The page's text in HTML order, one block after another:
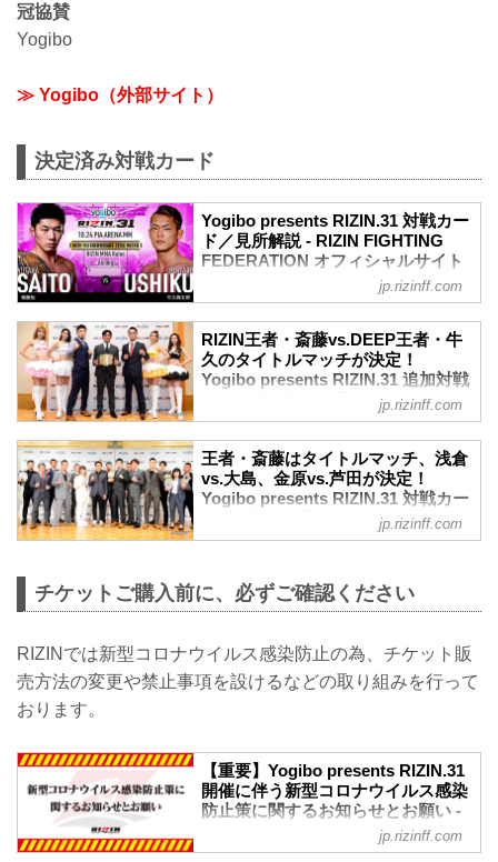
冠協賛
Yogibo
≫ Yogibo（外部サイト）
決定済み対戦カード
Yogibo presents RIZIN.31 対戦カー
ド／見所解説 - RIZIN FIGHTING
FEDERATION オフィシャルサイト
フェザー級タイトルマッチ／斎藤裕 vs.
RIZIN MMAルール：5分3R（66.0kg）
斎藤裕 vs. 牛久絢太郎
スペシャルワンマッチ／浅倉カンナ vs.
RIZIN 女子MMAルール：5分
3R（49.0kg）
浅倉カンナ vs. 大島沙緒里
スペシャルワンマッチ／中村優作 vs. 伊
藤裕樹
RIZIN MMAルール：5分 3R（57.0kg）
中村優作 vs. 伊藤裕樹
居すぐる
RIZIN MMAルール：5分 ...
jp.rizinff.com
RIZIN王者・斎藤vs.DEEP王者・牛
久のタイトルマッチが決定！
Yogibo presents RIZIN.31 追加対戦
カード発表記者会見 - RIZIN
FIGHTING FEDERATION オフィシ
ャルサイト
10月4日（月）都内にて、10月24日
（日）に横浜のぴあアリーナMMにて開催
されるYogibo presents RIZIN.31の追加対
戦カード発表記者会見が行われた。
東海林里咲、山口梓、荒井つかさ、宮越
愛恵の4名が会見に華を添えた。
ダリオ剛vs.SAINTも決定！
まず榊原CEOから「先般の記者会見で斎
jp.rizinff.com
王者・斎藤はタイトルマッチ、浅倉
vs.大島、金原vs.芦田が決定！
Yogibo presents RIZIN.31 対戦カー
ド発表記者会見 - RIZIN FIGHTING
FEDERATION オフィシャルサイト
（日）に横浜のぴあアリーナMMにて開催
されるYogibo presents RIZIN.31の対戦カ
会見には榊原信行CEOと、斎藤裕、浅倉
カンナ、金原正徳、芦田崇宏など出場が
決定した14名の選手が登壇した。
この記者会見では7つの対戦カードが発表
された。発表されたのは、浅倉カンナvs.
大島沙緒里の女子カード、ライト級から
阿部大治vs.アキラ、フェザー級で...
jp.rizinff.com
チケットご購入前に、必ずご確認ください
RIZINでは新型コロナウイルス感染防止の為、チケット販
売方法の変更や禁止事項を設けるなどの取り組みを行って
おります。
【重要】Yogibo presents RIZIN.31
開催に伴う新型コロナウイルス感染
防止策に関するお知らせとお願い -
RIZIN FIGHTING FEDERATION オ
フィシャルサイト
jp.rizinff.com